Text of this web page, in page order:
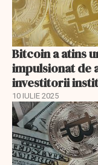
Bitcoin a atins
impulsionat de
investitorii
10 IULIE 2025